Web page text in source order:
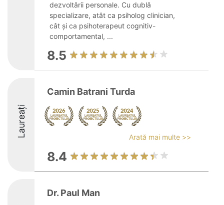
dezvoltării personale. Cu dublă
specializare, atât ca psiholog clinician,
cât și ca psihoterapeut cognitiv-
comportamental, ...
8.5
Laureați
Camin Batrani Turda
Arată mai multe >>
8.4
Dr. Paul Man